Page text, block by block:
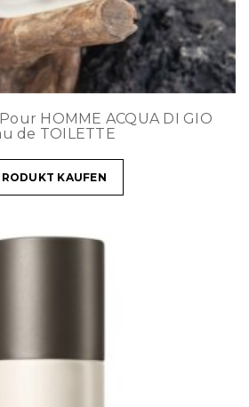
HOMME ACQUA DI GIO
de TOILETTE
KAUFEN